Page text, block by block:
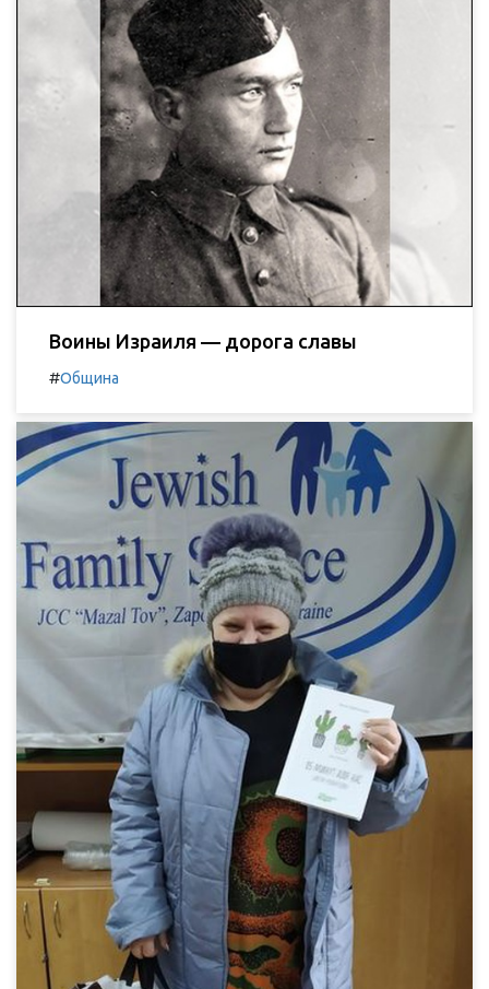
Воины Израиля — дорога славы
#Община